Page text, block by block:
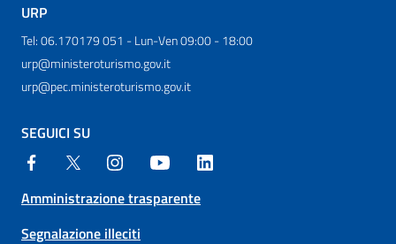
URP
Tel: 06.170179 051 - Lun-Ven 09:00 - 18:00
urp@ministeroturismo.gov.it
urp@pec.ministeroturismo.gov.it
SEGUICI SU
Amministrazione trasparente
Segnalazione illeciti